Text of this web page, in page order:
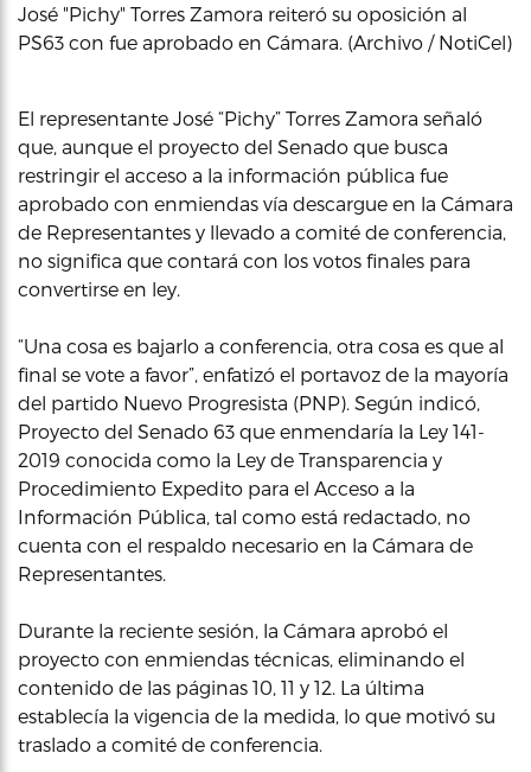
José "Pichy" Torres Zamora reiteró su oposición al
PS63 con fue aprobado en Cámara. (Archivo / NotiCel)
El representante José “Pichy” Torres Zamora señaló
que, aunque el proyecto del Senado que busca
restringir el acceso a la información pública fue
aprobado con enmiendas vía descargue en la Cámara
de Representantes y llevado a comité de conferencia,
no significa que contará con los votos finales para
convertirse en ley.
“Una cosa es bajarlo a conferencia, otra cosa es que al
final se vote a favor”, enfatizó el portavoz de la mayoría
del partido Nuevo Progresista (PNP). Según indicó,
Proyecto del Senado 63 que enmendaría la Ley 141-
2019 conocida como la Ley de Transparencia y
Procedimiento Expedito para el Acceso a la
Información Pública, tal como está redactado, no
cuenta con el respaldo necesario en la Cámara de
Representantes.
Durante la reciente sesión, la Cámara aprobó el
proyecto con enmiendas técnicas, eliminando el
contenido de las páginas 10, 11 y 12. La última
establecía la vigencia de la medida, lo que motivó su
traslado a comité de conferencia.